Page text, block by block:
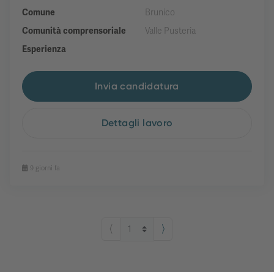
Comune
Brunico
Comunità comprensoriale
Valle Pusteria
Esperienza
Invia candidatura
Dettagli lavoro
9 giorni fa
⟨ ⟩